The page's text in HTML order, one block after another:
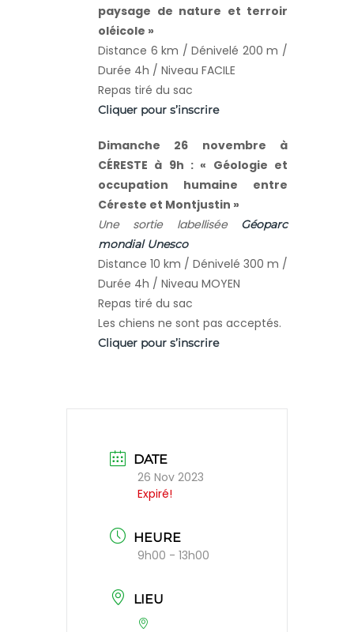
paysage de nature et terroir
oléicole »
Distance 6 km / Dénivelé 200 m /
Durée 4h / Niveau FACILE
Repas tiré du sac
Cliquer pour s’inscrire
Dimanche 26 novembre à
CÉRESTE à 9h : « Géologie et
occupation humaine entre
Céreste et Montjustin »
Une sortie labellisée
Géoparc
mondial Unesco
Distance 10 km / Dénivelé 300 m /
Durée 4h / Niveau MOYEN
Repas tiré du sac
Les chiens ne sont pas acceptés.
Cliquer pour s’inscrire
DATE
26 Nov 2023
Expiré!
HEURE
9h00 - 13h00
LIEU